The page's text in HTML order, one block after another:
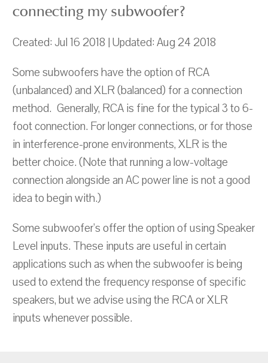
connecting my subwoofer?
Created: Jul 16 2018 | Updated: Aug 24 2018
Some subwoofers have the option of RCA
(unbalanced) and XLR (balanced) for a connection
method. Generally, RCA is fine for the typical 3 to 6-
foot connection. For longer connections, or for those
in interference-prone environments, XLR is the
better choice. (Note that running a low-voltage
connection alongside an AC power line is not a good
idea to begin with.)
Some subwoofer's offer the option of using Speaker
Level inputs. These inputs are useful in certain
applications such as when the subwoofer is being
used to extend the frequency response of specific
speakers, but we advise using the RCA or XLR
inputs whenever possible.